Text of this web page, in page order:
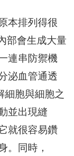
本排列得很
部會生成大量
連串防禦機
泌血管通透
細胞與細胞之
並出現縫
就很容易鑽
。同時，